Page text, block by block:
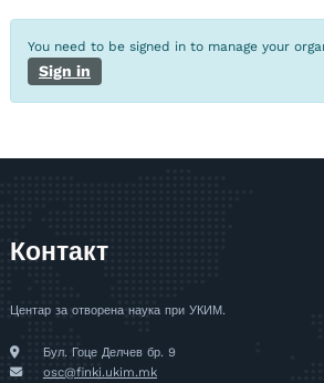
You need to be signed in to manage your
Sign in
Контакт
Центар за отворена наука при УКИМ.
Бул. Гоце Делчев бр. 9
osc@finki.ukim.mk